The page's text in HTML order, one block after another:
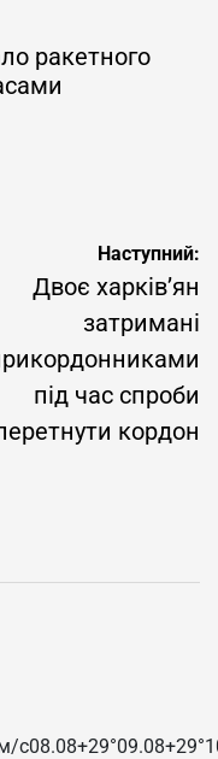
ракетного
Наступний:
Двоє харків’ян
затримані
під час спроби
кордон
c08.08+29°09.08+29°